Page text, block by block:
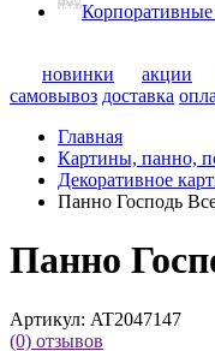
новинки акции
самовывоз доставка
Главная
Картины, панно,
Декоративное
Панно Господь
Панно
Артикул: AT2047147
(0) отзывов